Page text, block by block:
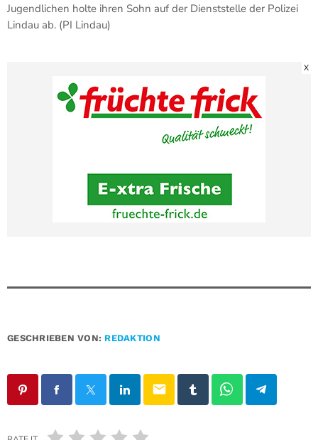
Jugendlichen holte ihren Sohn auf der Dienststelle der Polizei
Lindau ab. (PI Lindau)
X
GESCHRIEBEN VON: REDAKTION
email